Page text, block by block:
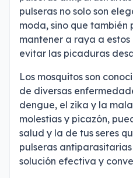
pulseras no solo son
moda, sino que
mantener a raya a estos
evitar las picaduras
Los mosquitos son
de diversas
dengue, el zika y la
molestias y picazón,
salud y la de tus seres
pulseras
solución efectiva y